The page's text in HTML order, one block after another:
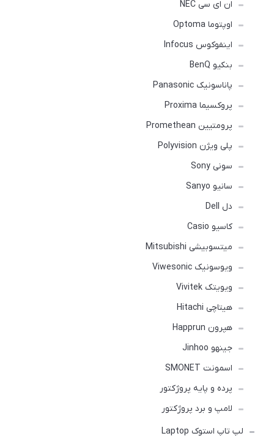
ان ای سی NEC
اوپتوما Optoma
اینفوکوس Infocus
بنکیو BenQ
پاناسونیک Panasonic
پروکسیما Proxima
پرومتیین Promethean
پلی ویژن Polyvision
سونی Sony
سانیو Sanyo
دل Dell
کاسیو Casio
میتسوبیشی Mitsubishi
ویوسونیک Viwesonic
ویویتک Vivitek
هیتاچی Hitachi
هپرون Happrun
جینهو Jinhoo
اسمونت SMONET
پرده و پایه پروژکتور
لامپ و برد پروژکتور
لپ تاپ استوک Laptop